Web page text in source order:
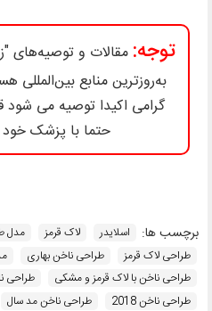
توجه: مقالات و توصیه‌های
به‌روزترین منابع بین‌المللی
گرامی اکیدا توصیه می شود
حتما با پزشک
برچسب ها: اسلایدر لاک قرمز مدل
طراحی لاک قرمز
طراحی ناخن بهاری
طراحی ناخن با لاک قرمز و مشکی
طراحی
طراحی ناخن 2018
طراحی ناخن مد سال